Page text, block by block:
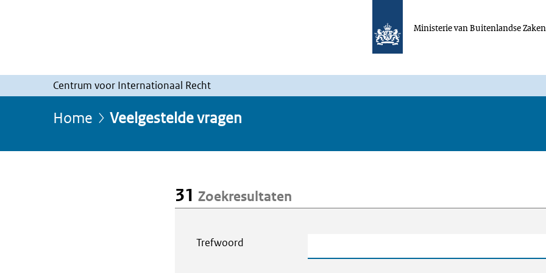
Ministerie van Buitenlandse Zaken
Centrum voor Internationaal Recht
Home Veelgestelde vragen
31 Zoekresultaten
Trefwoord